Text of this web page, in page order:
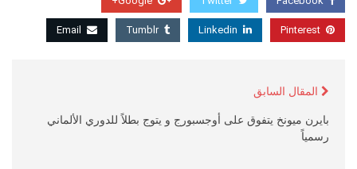
Pinterest
Linkedin
Tumblr
Email
المقال السابق
بايرن ميونخ يتفوق على أوجسبورج و يتوج بطلاً للدوري الألماني
رسمياً